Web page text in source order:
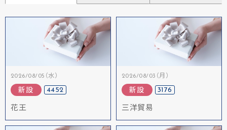
2026/08/05（水）
新設 4452
花王
2026/08/03（月）
新設 3176
三洋貿易